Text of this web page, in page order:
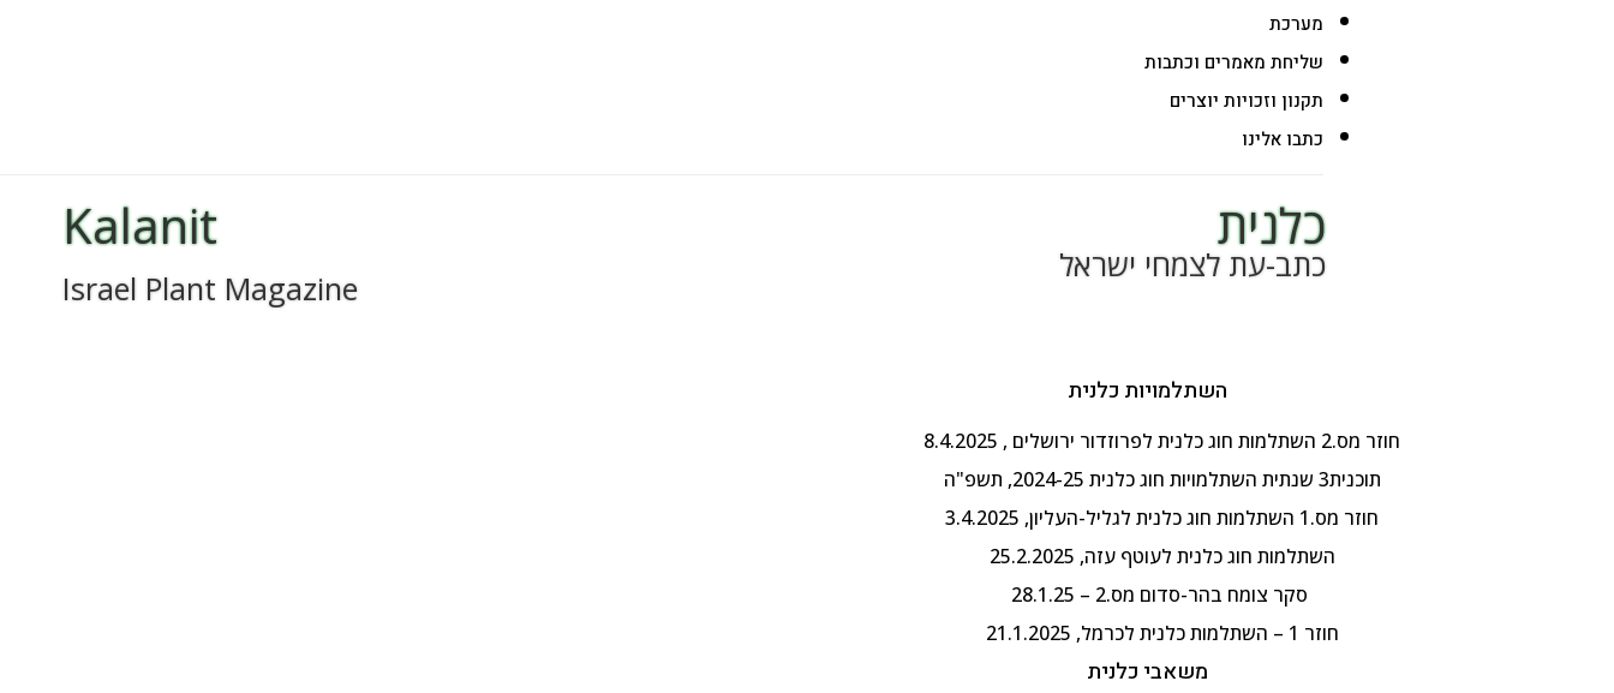
מערכת
שליחת מאמרים וכתבות
תקנון וזכויות יוצרים
כתבו אלינו
כלנית
כתב-עת לצמחי ישראל
Kalanit
Israel Plant Magazine
השתלמויות כלנית
חוזר מס.2 השתלמות חוג כלנית לפרוזדור ירושלים , 8.4.2025
תוכנית3 שנתית השתלמויות חוג כלנית 2024-25, תשפ"ה
חוזר מס.1 השתלמות חוג כלנית לגליל-העליון, 3.4.2025
השתלמות חוג כלנית לעוטף עזה, 25.2.2025
סקר צומח בהר-סדום מס.2 – 28.1.25
חוזר 1 – השתלמות כלנית לכרמל, 21.1.2025
משאבי כלנית